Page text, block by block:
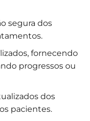
segura dos
fornecendo
progressos ou
dos
pacientes.